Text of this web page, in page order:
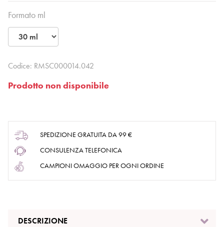
Formato ml
Codice: RMSC000014.042
Prodotto non disponibile
SPEDIZIONE GRATUITA DA 99 €
CONSULENZA TELEFONICA
CAMPIONI OMAGGIO PER OGNI ORDINE
DESCRIZIONE